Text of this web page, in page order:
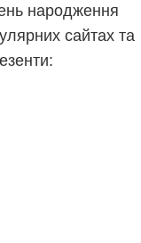
народження
сайтах та